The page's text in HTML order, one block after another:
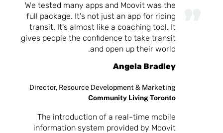
We tested many apps and Moovit was the
full package. It's not just an app for riding
transit. It's almost like a coaching tool. It
gives people the confidence to take transit
and open up their world.
Angela Bradley
Director, Resource Development & Marketing
Community Living Toronto
The introduction of a real-time mobile
information system provided by Moovit